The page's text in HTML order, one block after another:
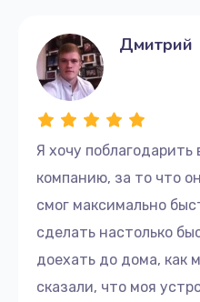
Я хочу
компанию, за то что
смог максимально
сделать настолько
доехать до дома, как
сказали, что моя
Дмитрий